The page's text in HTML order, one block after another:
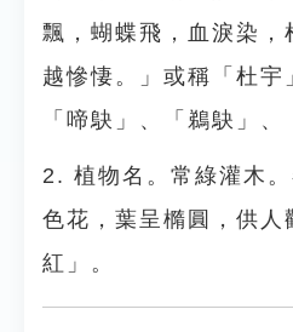
飄，蝴蝶飛，血淚染，
越慘悽。」或稱「杜宇
「啼鴃」、「鵜鴃」、
2. 植物名。常綠灌木
色花，葉呈橢圓，供人
紅」。